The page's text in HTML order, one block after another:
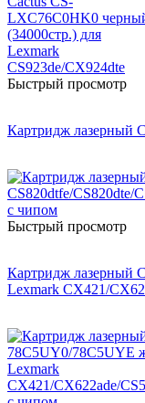
Быстрый просмотр
Картридж лазерный
Быстрый просмотр
Картридж лазерный
Lexmark CX421/